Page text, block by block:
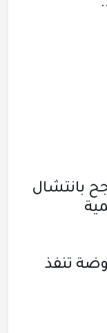
بانتشال
تنفذ